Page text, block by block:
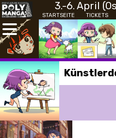
3.-6. April
STARTSEITE TICKETS